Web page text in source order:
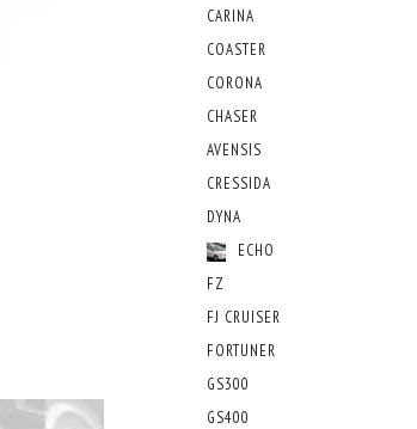
CARINA
COASTER
CORONA
CHASER
AVENSIS
CRESSIDA
DYNA
ECHO
FZ
FJ CRUISER
FORTUNER
GS300
GS400